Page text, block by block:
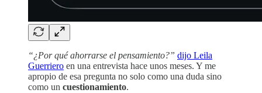
“¿Por qué ahorrarse el pensamiento?” dijo Leila
Guerriero en una entrevista hace unos meses. Y me
apropio de esa pregunta no solo como una duda sino
como un cuestionamiento.